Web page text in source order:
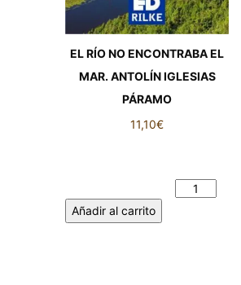
EL RÍO NO ENCONTRABA EL
MAR. ANTOLÍN IGLESIAS
PÁRAMO
11,10€
Añadir al carrito